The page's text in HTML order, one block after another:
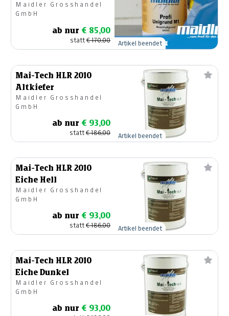
Maidler Grosshandel
GmbH
ab nur € 85,00
statt€ 170,00 Artikel beendet
Mai-Tech HLR 2010
Altkiefer
Maidler Grosshandel
GmbH
ab nur € 93,00
statt€ 186,00 Artikel beendet
Mai-Tech HLR 2010
Eiche Hell
Maidler Grosshandel
GmbH
ab nur € 93,00
statt€ 186,00 Artikel beendet
Mai-Tech HLR 2010
Eiche Dunkel
Maidler Grosshandel
GmbH
ab nur € 93,00